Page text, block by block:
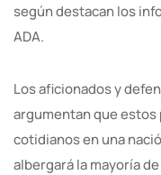
según destacan los
ADA.
Los aficionados y
argumentan que
cotidianos en una
albergará la mayoría